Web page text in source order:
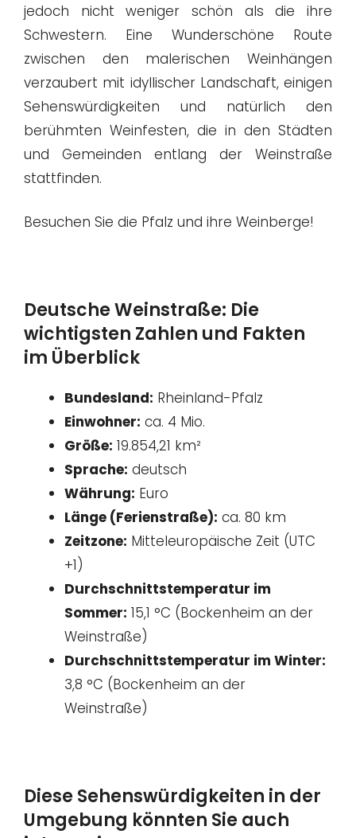
jedoch nicht weniger schön als die ihre
Schwestern. Eine Wunderschöne Route
zwischen den malerischen Weinhängen
verzaubert mit idyllischer Landschaft, einigen
Sehenswürdigkeiten und natürlich den
berühmten Weinfesten, die in den Städten
und Gemeinden entlang der Weinstraße
stattfinden.
Besuchen Sie die Pfalz und ihre Weinberge!
Deutsche Weinstraße: Die
wichtigsten Zahlen und Fakten
im Überblick
Bundesland: Rheinland-Pfalz
Einwohner: ca. 4 Mio.
Größe: 19.854,21 km²
Sprache: deutsch
Währung: Euro
Länge (Ferienstraße): ca. 80 km
Zeitzone: Mitteleuropäische Zeit (UTC
+1)
Durchschnittstemperatur im
Sommer: 15,1 °C (Bockenheim an der
Weinstraße)
Durchschnittstemperatur im Winter:
3,8 °C (Bockenheim an der
Weinstraße)
Diese Sehenswürdigkeiten in der
Umgebung könnten Sie auch